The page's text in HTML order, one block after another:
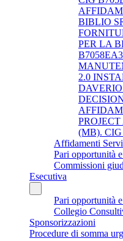
BIBLIO
PER LA
2.0
DAVERIO
(MB). CIG
Affidamenti
Pari opportunità
Commissioni
Esecutiva
Pari opportunità
Collegio
Sponsorizzazioni
Procedure di somma